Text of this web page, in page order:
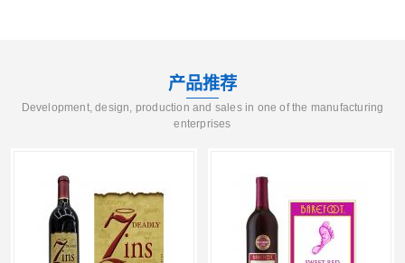
产品推荐
Development, design, production and sales in one of the manufacturing
enterprises